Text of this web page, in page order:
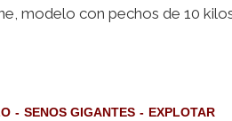
modelo con pechos de 10
SENOS GIGANTES EXPLOTAR